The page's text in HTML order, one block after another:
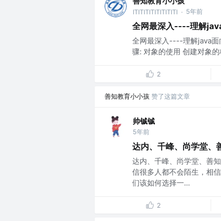
ITITITITITITITITI · 5年前
全网最深入----理解
全网最深入----理解java面
骤: 对象的使用 创建对象
2
善知教育小小孩 赞了这篇文章
帅铖铖
5年前
达内、千峰、尚学堂、
达内、千峰、尚学堂、善
信很多人都不会陌生，相
们该如何选择一...
2